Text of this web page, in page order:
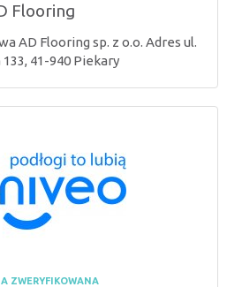
Flooring
AD Flooring sp. z o.o. Adres ul.
41-940 Piekary
ZWERYFIKOWANA